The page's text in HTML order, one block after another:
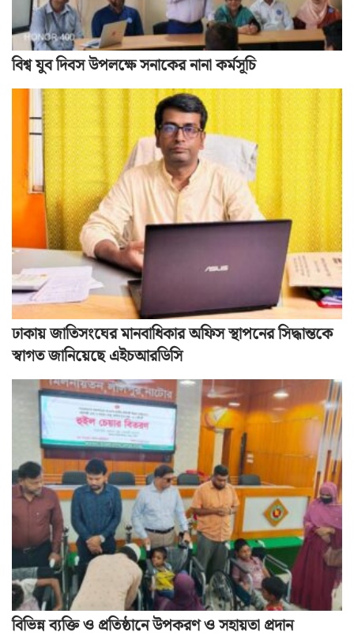
বিশ্ব যুব দিবস উপলক্ষে সনাকের নানা কর্মসূচি
ঢাকায় জাতিসংঘের মানবাধিকার অফিস স্থাপনের সিদ্ধান্তকে
স্বাগত জানিয়েছে এইচআরডিসি
বিভিন্ন ব্যক্তি ও প্রতিষ্ঠানে উপকরণ ও সহায়তা প্রদান